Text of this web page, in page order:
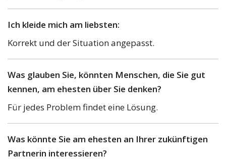
Ich kleide mich am liebsten:
Korrekt und der Situation angepasst.
Was glauben Sie, könnten Menschen, die Sie gut
kennen, am ehesten über Sie denken?
Für jedes Problem findet eine Lösung.
Was könnte Sie am ehesten an Ihrer zukünftigen
Partnerin interessieren?